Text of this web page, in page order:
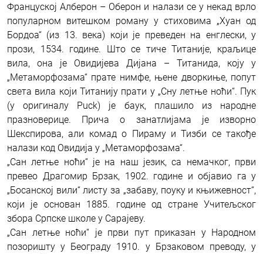
Француској Алберон – Оберон и налази се у некад врло
популарном витешком роману у стиховима „Хуан од
Бордоа“ (из 13. века) који је преведен на енглески, у
прози, 1534. године. Што се тиче Титаније, краљице
вила, она је Овидијева Дијана – Титанида, коју у
„Метаморфозама“ прате нимфе, њене дворкиње, попут
света вила који Титанију прати у „Сну летње ноћи“. Пук
(у оригиналу Puck) је баук, плашило из народне
празноверице. Прича о занатлијама је изворно
Шекспирова, али комад о Пираму и Тизби се такође
налази код Овидија у „Метаморфозама“.
„Сан летње ноћи“ је на наш језик, са немачког, први
превео Драгомир Брзак, 1902. године и објавио га у
„Босанској вили“ листу за „забаву, поуку и књижевност“,
који је основан 1885. године од стране Учитељског
збора Српске школе у Сарајеву.
„Сан летње ноћи“ је први пут приказан у Народном
позоришту у Београду 1910. у Брзаковом преводу, у